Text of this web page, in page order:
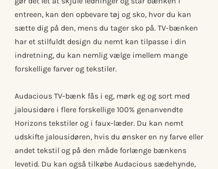
entreen, kan den opbevare tøj og sko, hvor du kan
sætte dig på den, mens du tager sko på. TV-bænken
har et stilfuldt design du nemt kan tilpasse i din
indretning, du kan nemlig vælge imellem mange
forskellige farver og tekstiler.
Audacious TV-bænk fås i eg, mørk eg og sort med
jalousidøre i flere forskellige 100% genanvendte
Horizons tekstiler og i faux-læder. Du kan nemt
udskifte jalousidøren, hvis du ønsker en ny farve eller
andet tekstil og på den måde forlænge bænkens
levetid. Du kan også tilkøbe Audacious sædehynde,